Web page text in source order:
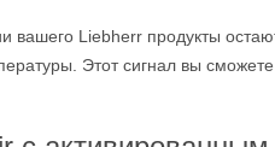
вашего Liebherr продукты
Этот сигнал вы